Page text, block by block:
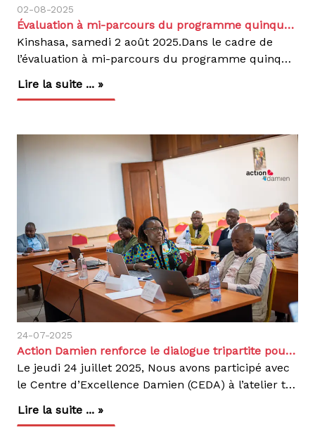
02-08-2025
Évaluation à mi-parcours du programme quinquennal du DGD 2022-2026
Kinshasa, samedi 2 août 2025.Dans le cadre de
l’évaluation à mi-parcours du programme quinquennal 2022-2026 financé par la Coopération belge (DGD), nous avons accueilli, à la coordination nationale Action Damien, une délégation d’évaluateurs pour un briefing stratégique composée de Peter Steinmann, chef d’équipe, et d’Astrid Knoblauch pour le compte de la DGD, ainsi que des évaluateurs externes nationaux Tony Gimbindu et Yves Lula.Cette rencontre a permis aux évaluateurs d’avoir une vue globale du programme quinquennal 2022-2026 sur le niveau d’atteint des différents résultats avant la descente sur terrain à partir du dimanche 3 août, dans les Coordinations Provinciales Lèpre et Tuberculose (CPLT) du Kwilu et du Haut-Katanga. Les grandes lignes du programme, ses priorités stratégiques, les avancées enregistrées et les défis rencontrés depuis son lancement en 2022 ont été présentés.Ce programme quinquennal 2022-2026 vise à renforcer la prévention, le diagnostic, le traitement et la réinsertion des personnes touchées par la lèpre, la tuberculose, le pian et l’ulcère de Buruli. Il s’appuie sur une collaboration étroite avec les structures nationales, les communautés locales et les partenaires techniques, tout en contribuant aux Objectifs de Développement Durable. Sa mise en œuvre repose sur une approche multisectorielle centrée sur les patients, les droits humains, l’implication communautaire, la formation des prestataires, la coordination avec les autorités sanitaires, ainsi que le renforcement des capacités locales et l’appui logistique aux zones de santé.Le programme se déploie dans un contexte marqué par plusieurs défis, notamment l’instabilité sécuritaire dans certaines zones, les ruptures intempestives en médicaments et autres intrants et les difficultés de suivi dans le secteur de la santé. Néanmoins, les progrès réalisés jusqu’à ce jour témoignent de notre engagement et de celui de nos partenaires.Sa mise en œuvre évolue de manière satisfaisante. Les résultats obtenus au terme de la troisième année offrent des perspectives solides pour l’atteinte des cibles d’ici fin 2026. Nous réaffirmons notre engagement à poursuivre les efforts en synergie avec le gouvernement, les structures locales, les bailleurs et les communautés, afin de garantir à chacun l’accès à des soins de qualité, sans discrimination.Cette évaluation va nous permettre d’identifier des axes concrets d’amélioration, de valoriser les approches efficaces sur le terrain et d’ajuster nos interventions pour mieux répondre aux besoins des populations.Fidèles à nos valeurs de solidarité, de responsabilité, de pluralisme et d’intégrité, nous poursuivons notre lutte pour un avenir où la lèpre et la tuberculose auront disparu.
Lire la suite ... »
24-07-2025
Action Damien renforce le dialogue tripartite pour une meilleure prise en charge de la tuberculose
Le jeudi 24 juillet 2025, Nous avons participé avec
le Centre d’Excellence Damien (CEDA) à l’atelier tripartite organisé par la Plateforme Hospitalière de la RDC (PH-RDC) dans les locaux de Memisa Belgique, à Kinshasa. Un espace d’échange constructifCet atelier a réuni des acteurs clés du système de santé :Division Provinciale de la Santé de Kinshasa Coordination provinciale de lutte contre la lèpre et la tuberculosePrestataires de soinsAnciens maladesReprésentants des structures confessionnellesPartenaires techniques et ONGSociété civileObjectif principal : renforcer le dialogue pour améliorer la qualité des soins et mieux coordonner les efforts de lutte contre la tuberculose.Temps forts de l’atelier :Présentation du rôle des organisations de la société civile dans le secteur de la santéPartage d’expériences sur les défis persistants dans la lutte contre la TBÉvaluation de l’évolution des pratiques dans les Centres de Diagnostic et de Traitement (CDT)Échanges sur des formes de collaboration plus efficacesRecommandations clés :Signature d’un protocole de collaboration entre structures confessionnelles et autorités sanitairesSupervisions conjointes réunissant CPLTundefinedKIN, zones de santé et superviseurs religieuxMise en place d’un cadre de concertation trimestriel avec toutes les parties prenantesL'engagement d'Action Damien: À travers le CEDA, nous avons présenté nos actions en matière de :Suivi des patientsFormation des soignantsAccompagnement technique des CDT partenairesCette rencontre confirme notre volonté d’agir dans une approche collaborative, centrée sur les besoins réels des patients.Agir, c’est contagieux !
Lire la suite ... »